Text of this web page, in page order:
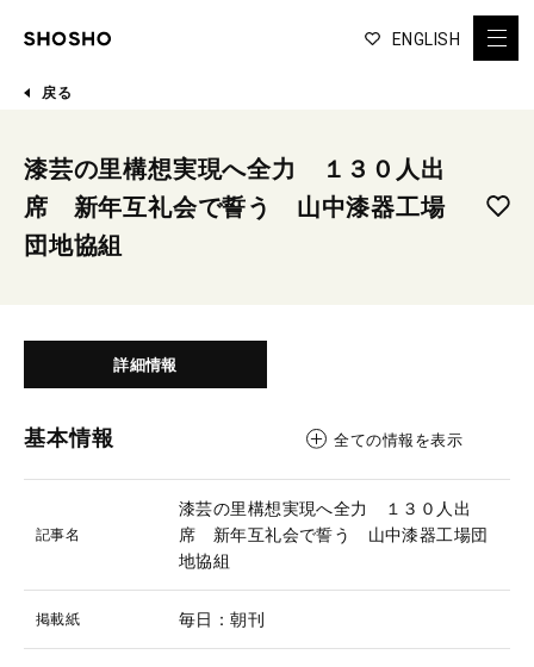
ENGLISH
戻る
漆芸の里構想実現へ全力 １３０人出
席 新年互礼会で誓う 山中漆器工場
団地協組
詳細情報
基本情報 全ての情報を表示
記事名
漆芸の里構想実現へ全力 １３０人出
席 新年互礼会で誓う 山中漆器工場団
地協組
掲載紙 毎日：朝刊